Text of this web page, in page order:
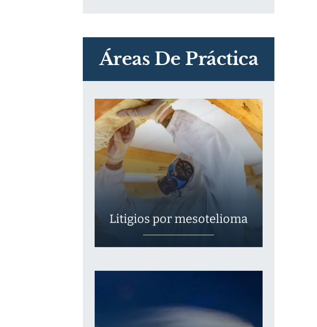
Áreas De Práctica
Litigios por mesotelioma